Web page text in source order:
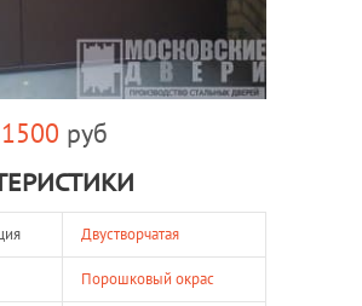
руб
Двустворчатая
Порошковый окрас